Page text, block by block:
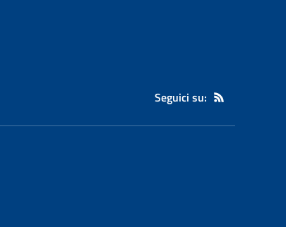
Seguici su: